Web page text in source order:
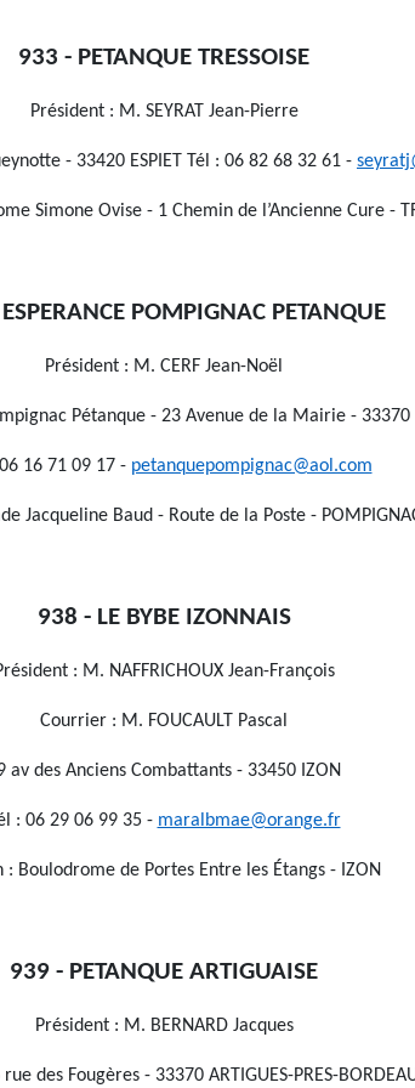
933 - PETANQUE TRESSOISE
Président : M. SEYRAT Jean-Pierre
- 33420 ESPIET Tél : 06 82 68 32 61 -
Simone Ovise - 1 Chemin de l’Ancienne Cure -
POMPIGNAC PETANQUE
Président : M. CERF Jean-Noël
Pétanque - 23 Avenue de la Mairie - 33370
16 71 09 17 - petanquepompignac@aol.com
Jacqueline Baud - Route de la Poste -
938 - LE BYBE IZONNAIS
: M. NAFFRICHOUX Jean-François
Courrier : M. FOUCAULT Pascal
av des Anciens Combattants - 33450 IZON
: 06 29 06 99 35 - maralbmae@orange.fr
: Boulodrome de Portes Entre les Étangs - IZON
939 - PETANQUE ARTIGUAISE
Président : M. BERNARD Jacques
des Fougères - 33370 ARTIGUES-PRES-